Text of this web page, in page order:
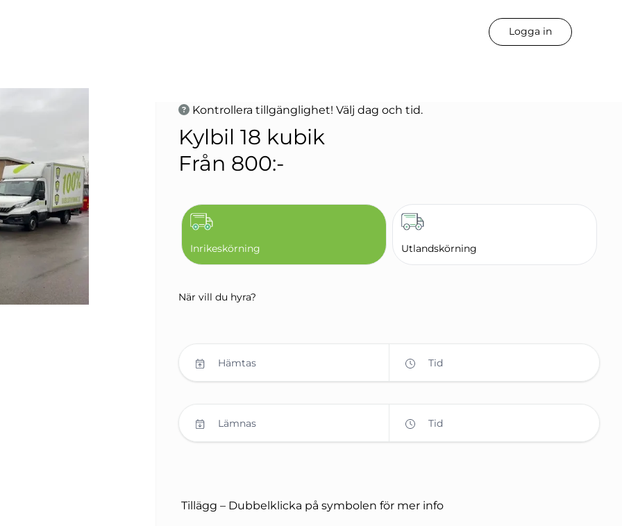
Logga in
Kontrollera tillgänglighet! Välj dag och tid.
Kylbil 18 kubik
Från 800:-
Inrikeskörning Utlandskörning
När vill du hyra?
Hämtas Tid
Lämnas Tid
Tillägg – Dubbelklicka på symbolen för mer info